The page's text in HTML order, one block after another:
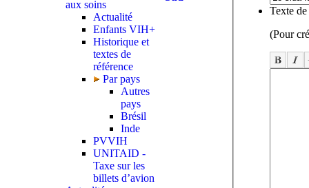
aux soins
Actualité
Enfants VIH+
Historique et
textes de
référence
Par pays
Autres
pays
Brésil
Inde
PVVIH
UNITAID -
Taxe sur les
billets d’avion
Texte
(Pour